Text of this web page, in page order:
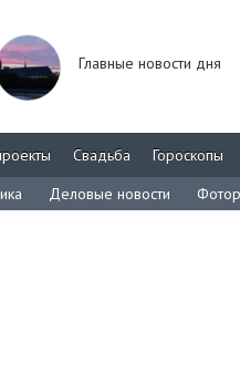
Главные новости дня
Свадьба
Гороскопы
Деловые новости